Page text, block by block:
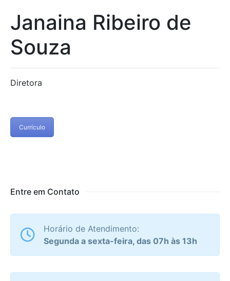
Janaina Ribeiro de
Souza
Diretora
Currículo
Entre em Contato
Horário de Atendimento:
Segunda a sexta-feira, das 07h às 13h